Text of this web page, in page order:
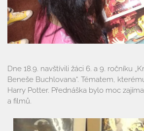
Naše škola
Základní škola
ZŠ a MŠ při nemocnici
Fotogalerie
Vyhledávání
Dne 18.9. navštívili žáci 6. a 9. ročníku
Beneše Buchlovana“. Tématem,
Harry Potter. Přednáška bylo moc
a filmů.